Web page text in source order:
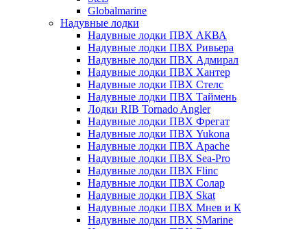
Globalmarine
Надувные лодки
Надувные лодки ПВХ АКВА
Надувные лодки ПВХ Ривьера
Надувные лодки ПВХ Адмирал
Надувные лодки ПВХ Хантер
Надувные лодки ПВХ Стелс
Надувные лодки ПВХ Таймень
Лодки RIB Tornado Angler
Надувные лодки ПВХ Фрегат
Надувные лодки ПВХ Yukona
Надувные лодки ПВХ Apache
Надувные лодки ПВХ Sea-Pro
Надувные лодки ПВХ Flinc
Надувные лодки ПВХ Солар
Надувные лодки ПВХ Skat
Надувные лодки ПВХ Мнев и К
Надувные лодки ПВХ SMarine